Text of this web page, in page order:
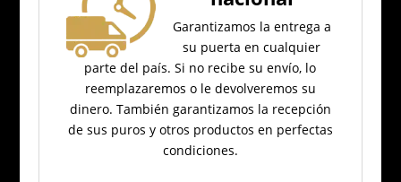
Garantizamos la entrega a
su puerta en cualquier
parte del país. Si no recibe su envío, lo
reemplazaremos o le devolveremos su
dinero. También garantizamos la recepción
de sus puros y otros productos en perfectas
condiciones.